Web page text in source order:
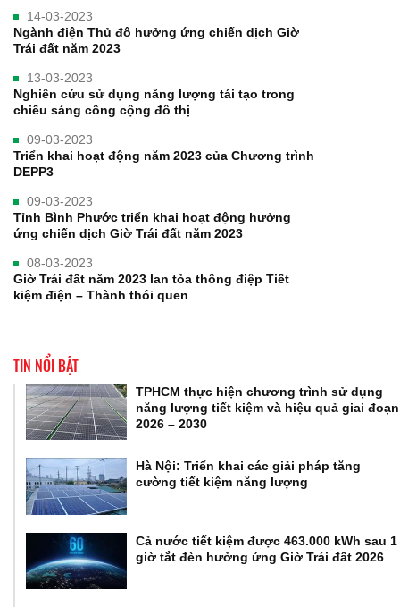
14-03-2023
Ngành điện Thủ đô hưởng ứng chiến dịch Giờ
Trái đất năm 2023
13-03-2023
Nghiên cứu sử dụng năng lượng tái tạo trong
chiếu sáng công cộng đô thị
09-03-2023
Triển khai hoạt động năm 2023 của Chương trình
DEPP3
09-03-2023
Tỉnh Bình Phước triển khai hoạt động hưởng
ứng chiến dịch Giờ Trái đất năm 2023
08-03-2023
Giờ Trái đất năm 2023 lan tỏa thông điệp Tiết
kiệm điện – Thành thói quen
TIN NỔI BẬT
TPHCM thực hiện chương trình sử dụng
năng lượng tiết kiệm và hiệu quả giai đoạn
2026 – 2030
Hà Nội: Triển khai các giải pháp tăng
cường tiết kiệm năng lượng
Cả nước tiết kiệm được 463.000 kWh sau 1
giờ tắt đèn hưởng ứng Giờ Trái đất 2026